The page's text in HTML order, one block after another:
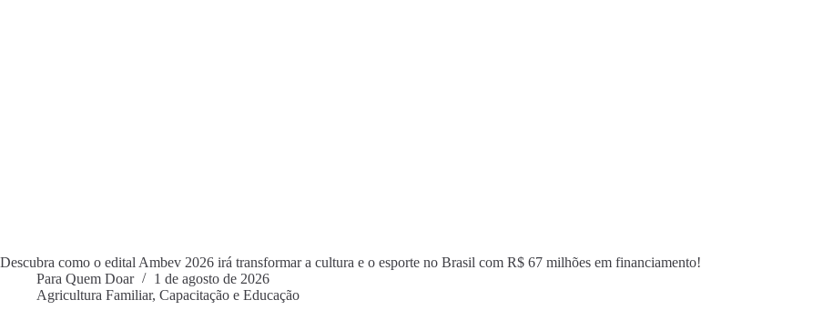
Descubra como o edital Ambev 2026 irá transformar a cultura e o esporte no Brasil com R$ 67 milhões em financiamento!
Para Quem Doar
1 de agosto de 2026
Agricultura Familiar, Capacitação e Educação